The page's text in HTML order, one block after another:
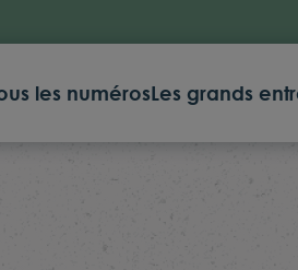
les numérosLes grands